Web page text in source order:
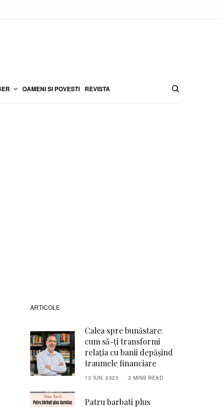
OAMENI SI POVESTI REVISTA
ARTICOLE
Calea spre bunăstare:
cum să-ți transformi
relația cu banii depășind
traumele financiare
13 IUN. 2023 2 MINS READ
Patru barbati plus